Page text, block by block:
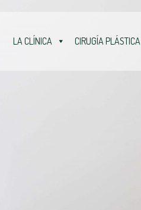
LA CLÍNICA CIRUGÍA PLÁSTICA